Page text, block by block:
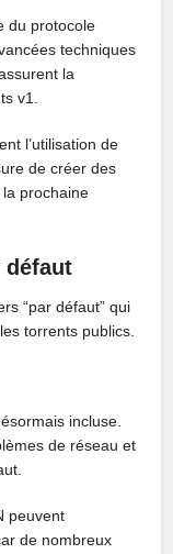
du protocole
techniques
la
v1.
l’utilisation de
de créer des
prochaine
défaut
“par défaut” qui
torrents publics.
incluse.
de réseau et
peuvent
de nombreux